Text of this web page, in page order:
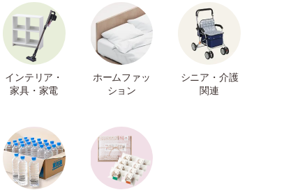
インテリア・
家具・家電
ホームファッ
ション
シニア・介護
関連